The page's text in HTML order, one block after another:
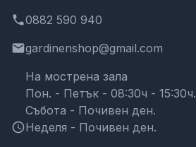
phone0882 590 940
emailgardinenshop@gmail.com
schedule
На мострена зала
Пон. - Петък - 08:30ч - 15:30ч.
Събота - Почивен ден.
Неделя - Почивен ден.